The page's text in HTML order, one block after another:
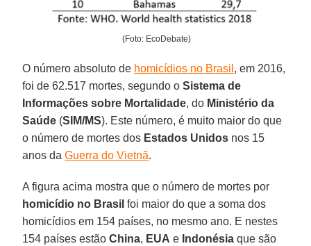
(Foto: EcoDebate)
O número absoluto de homicídios no Brasil , em 2016,
foi de 62.517 mortes, segundo oSistema de
Informações sobre Mortalidade, do Ministério da
Saúde (SIM/MS). Este número, é muito maior do que
o número de mortes dos Estados Unidos nos 15
anos daGuerra do Vietnã.
A figura acima mostra que o número de mortes por
homicídio no Brasil foi maior do que a soma dos
homicídios em 154 países, no mesmo ano. E nestes
154 países estãoChina, EUA e Indonésia que são